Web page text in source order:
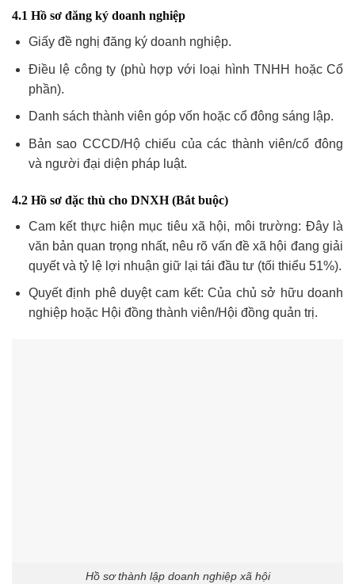
4.1 Hồ sơ đăng ký doanh nghiệp
Giấy đề nghị đăng ký doanh nghiệp.
Điều lệ công ty (phù hợp với loại hình TNHH hoặc Cổ
phần).
Danh sách thành viên góp vốn hoặc cổ đông sáng lập.
Bản sao CCCD/Hộ chiếu của các thành viên/cổ đông
và người đại diện pháp luật.
4.2 Hồ sơ đặc thù cho DNXH (Bắt buộc)
Cam kết thực hiện mục tiêu xã hội, môi trường: Đây là
văn bản quan trọng nhất, nêu rõ vấn đề xã hội đang giải
quyết và tỷ lệ lợi nhuận giữ lại tái đầu tư (tối thiểu 51%).
Quyết định phê duyệt cam kết: Của chủ sở hữu doanh
nghiệp hoặc Hội đồng thành viên/Hội đồng quản trị.
Hồ sơ thành lập doanh nghiệp xã hội